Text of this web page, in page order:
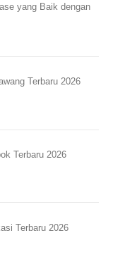
yang Baik dengan
Terbaru 2026
Terbaru 2026
Terbaru 2026